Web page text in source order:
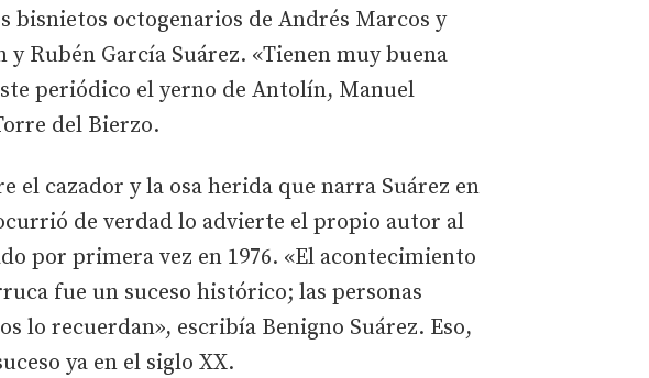
bisnietos octogenarios de Andrés Marcos y
Rubén García Suárez. «Tienen muy buena
periódico el yerno de Antolín, Manuel
del Bierzo.
el cazador y la osa herida que narra Suárez en
de verdad lo advierte el propio autor al
por primera vez en 1976. «El acontecimiento
fue un suceso histórico; las personas
lo recuerdan», escribía Benigno Suárez. Eso,
ya en el siglo XX.